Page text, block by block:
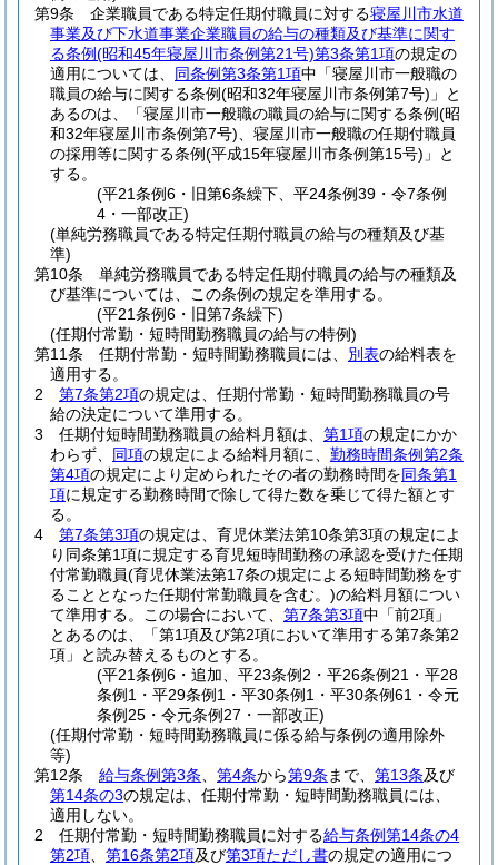
第9条
企業職員である特定任期付職員に対する寝屋川市水道
事業及び下水道事業企業職員の給与の種類及び基準に関す
る条例(昭和45年寝屋川市条例第21号)第3条第1項の規定の
適用については、 同条例第3条第1項中「寝屋川市一般職の
職員の給与に関する条例(昭和32年寝屋川市条例第7号) 」と
あるのは、「寝屋川市一般職の職員の給与に関する条例(昭
和32年寝屋川市条例第7号) 、寝屋川市一般職の任期付職員
の採用等に関する条例(平成15年寝屋川市条例第15号) 」と
する。
(平21条例6・旧第6条繰下、平24条例39・令7条例
4・一部改正)
(単純労務職員である特定任期付職員の給与の種類及び基
準)
第10条
単純労務職員である特定任期付職員の給与の種類及
び基準については、この条例の規定を準用する。
(平21条例6・旧第7条繰下)
(任期付常勤・短時間勤務職員の給与の特例)
第11条
任期付常勤・短時間勤務職員には、 別表の給料表を
適用する。
2
第7条第2項の規定は、任期付常勤・短時間勤務職員の号
給の決定について準用する。
3
任期付短時間勤務職員の給料月額は、 第1項の規定にかか
わらず、 同項の規定による給料月額に、 勤務時間条例第2条
第4項の規定により定められたその者の勤務時間を同条第1
項に規定する勤務時間で除して得た数を乗じて得た額とす
る。
4
第7条第3項の規定は、育児休業法第10条第3項の規定によ
り同条第1項に規定する育児短時間勤務の承認を受けた任期
付常勤職員(育児休業法第17条の規定による短時間勤務をす
ることとなった任期付常勤職員を含む。)の給料月額につい
て準用する。
この場合において、 第7条第3項中「前2項」
とあるのは、「第1項及び第2項において準用する第7条第2
項」と読み替えるものとする。
(平21条例6・追加、平23条例2・平26条例21・平28
条例1・平29条例1・平30条例1・平30条例61・令元
条例25・令元条例27・一部改正)
(任期付常勤・短時間勤務職員に係る給与条例の適用除外
等)
第12条
給与条例第3条 第4条から第9条 まで、 第13条及び
第14条の3の規定は、任期付常勤・短時間勤務職員には、
適用しない。
2
任期付常勤・短時間勤務職員に対する給与条例第14条の4
第2項
第16条第2項及び第3項ただし書の規定の適用につ